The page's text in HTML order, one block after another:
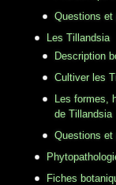
Questions et
Les Tillandsia
Description
Cultiver les
Les formes,
de Tillandsia
Questions et
Fiches